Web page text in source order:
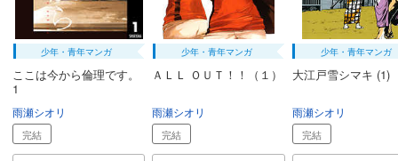
少年・青年マンガ
ここは今から倫理です。
1
雨瀬シオリ
完結
少年・青年マンガ
ＡＬＬ ＯＵＴ！！（１）
雨瀬シオリ
完結
少年・青年マンガ
大江戸雪シマキ (1)
雨瀬シオリ
完結